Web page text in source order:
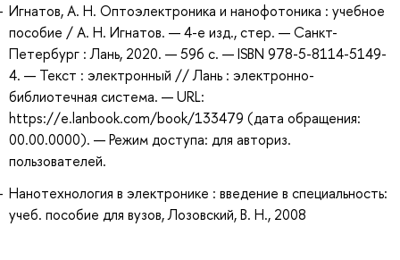
Игнатов, А. Н. Оптоэлектроника и нанофотоника : учебное
пособие / А. Н. Игнатов. — 4-е изд., стер. — Санкт-
Петербург : Лань, 2020. — 596 с. — ISBN 978-5-8114-5149-
4. — Текст : электронный // Лань : электронно-
библиотечная система. — URL:
https://e.lanbook.com/book/133479 (дата обращения:
00.00.0000). — Режим доступа: для авториз.
пользователей.
Нанотехнология в электронике : введение в специальность:
учеб. пособие для вузов, Лозовский, В. Н., 2008